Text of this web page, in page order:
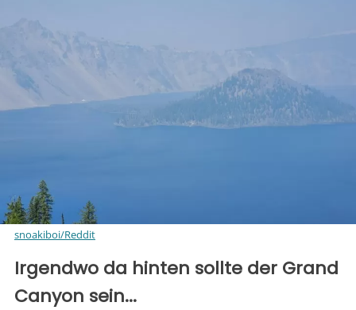
snoakiboi/Reddit
Irgendwo da hinten sollte der Grand
Canyon sein...